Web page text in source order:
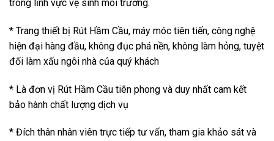
trong lĩnh vực vệ sinh môi trường.
* Trang thiết bị Rút Hầm Cầu, máy móc tiên tiến, công nghệ
hiện đại hàng đầu, không đục phá nền, không làm hỏng, tuyệt
đối làm xấu ngôi nhà của quý khách
* Là đơn vị Rút Hầm Cầu tiên phong và duy nhất cam kết
bảo hành chất lượng dịch vụ
* Đích thân nhân viên trực tiếp tư vấn, tham gia khảo sát và